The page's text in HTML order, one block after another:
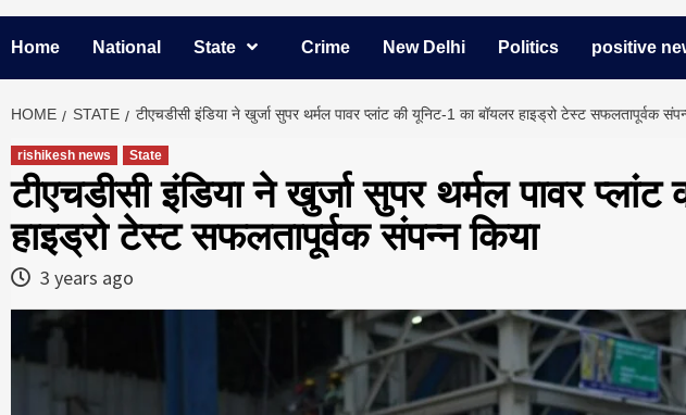
Home National State Crime New Delhi Politics positive
HOME STATE टीएचडीसी इंडिया ने खुर्जा सुपर थर्मल पावर प्लांट की यूनिट-1 का बॉयलर हाइड्रो टेस्ट सफलतापूर्वक
rishikesh news State
टीएचडीसी इंडिया ने खुर्जा सुपर थर्मल पावर
हाइड्रो टेस्ट सफलतापूर्वक संपन्न किया
3 years ago